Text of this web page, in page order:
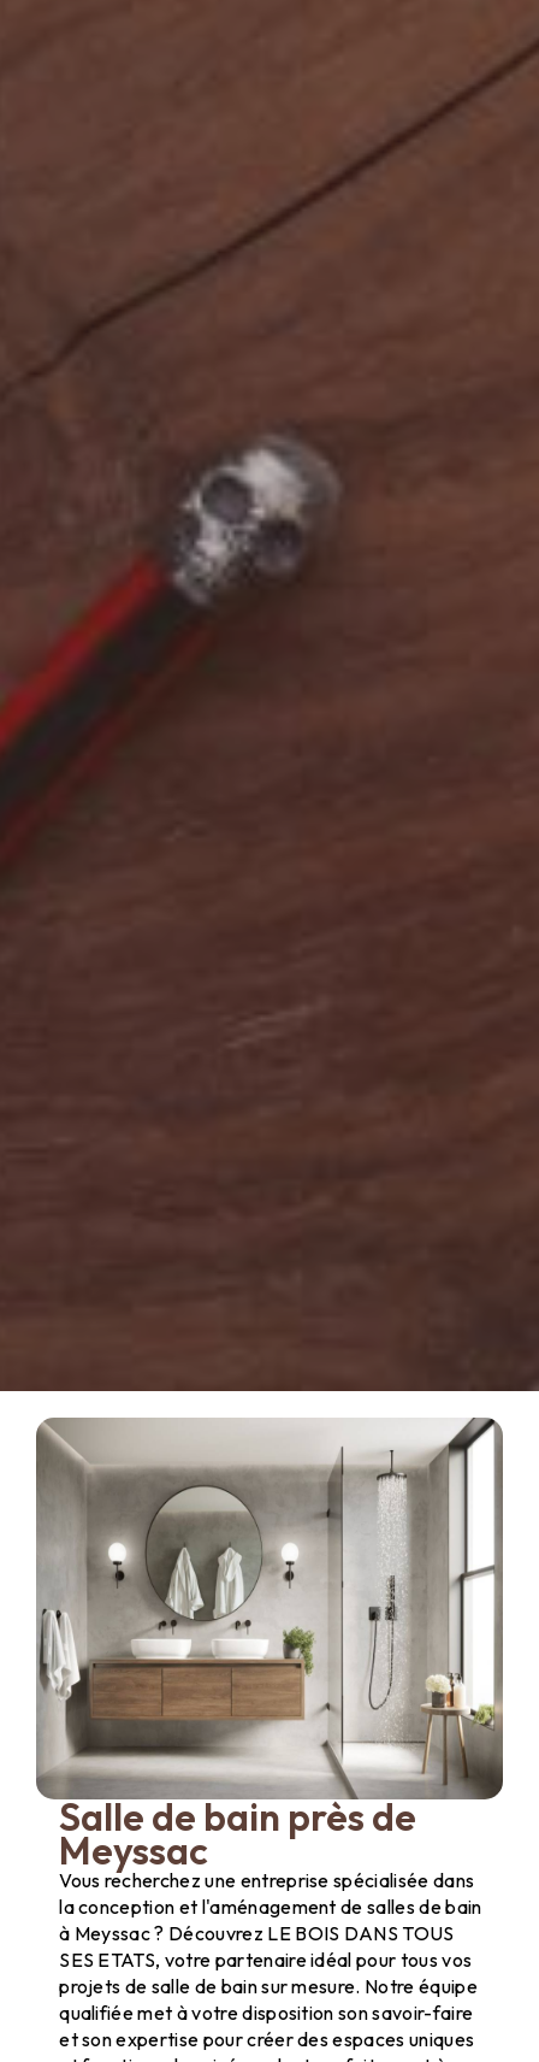
Salle de bain près de
Meyssac
Vous recherchez une entreprise spécialisée dans
la conception et l'aménagement de salles de bain
à Meyssac ? Découvrez LE BOIS DANS TOUS
SES ETATS, votre partenaire idéal pour tous vos
projets de salle de bain sur mesure. Notre équipe
qualifiée met à votre disposition son savoir-faire
et son expertise pour créer des espaces uniques